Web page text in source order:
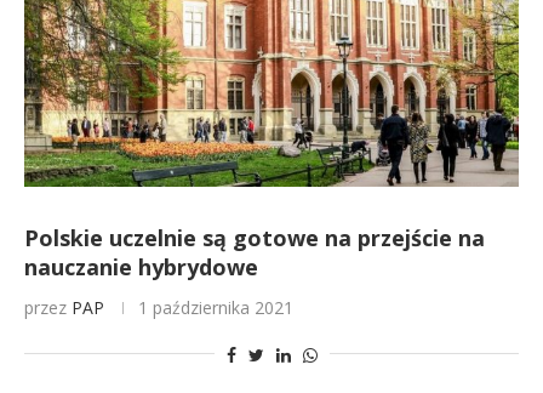
Polskie uczelnie są gotowe na przejście na
nauczanie hybrydowe
przez PAP 1 października 2021